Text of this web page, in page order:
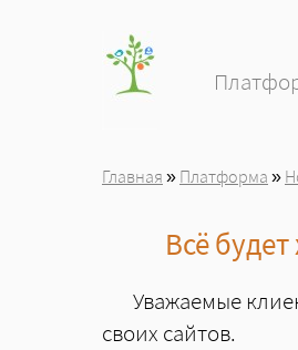
Вы здесь
Главная » Платформа »
Всё
Уважаемые
своих сайтов.